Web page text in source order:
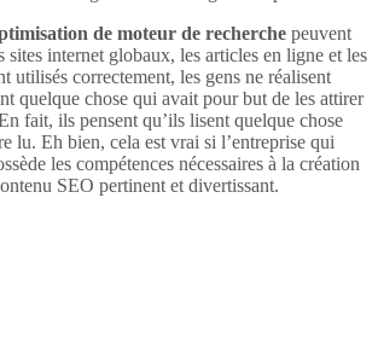
de moteur de recherche peuvent
sites internet globaux, les articles en ligne et les
utilisés correctement, les gens ne réalisent
quelque chose qui avait pour but de les attirer
fait, ils pensent qu’ils lisent quelque chose
lu. Eh bien, cela est vrai si l’entreprise qui
les compétences nécessaires à la création
SEO pertinent et divertissant.